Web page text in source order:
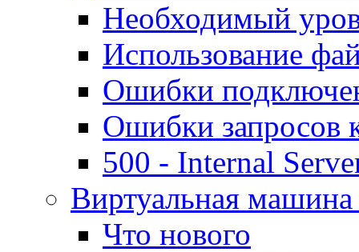
Необходимый
Использование
Ошибки
Ошибки запросов
500 - Internal
Виртуальная
Что нового